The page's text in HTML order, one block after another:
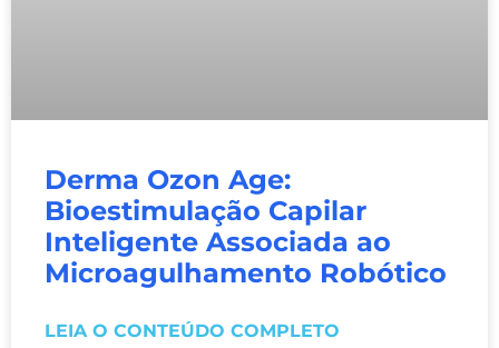
Derma Ozon Age:
Bioestimulação Capilar
Inteligente Associada ao
Microagulhamento Robótico
LEIA O CONTEÚDO COMPLETO